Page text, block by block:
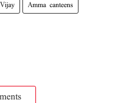
Amma canteens